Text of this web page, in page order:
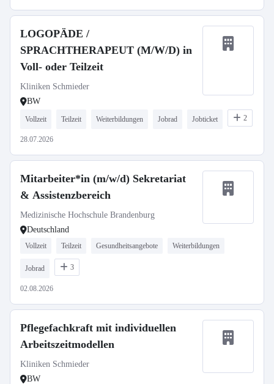
LOGOPÄDE /
SPRACHTHERAPEUT (M/W/D) in
Voll- oder Teilzeit
Kliniken Schmieder
BW
Vollzeit Teilzeit Weiterbildungen Jobrad Jobticket 2
28.07.2026
Mitarbeiter*in (m/w/d) Sekretariat
& Assistenzbereich
Medizinische Hochschule Brandenburg
Deutschland
Vollzeit Teilzeit Gesundheitsangebote Weiterbildungen
Jobrad 3
02.08.2026
Pflegefachkraft mit individuellen
Arbeitszeitmodellen
Kliniken Schmieder
BW